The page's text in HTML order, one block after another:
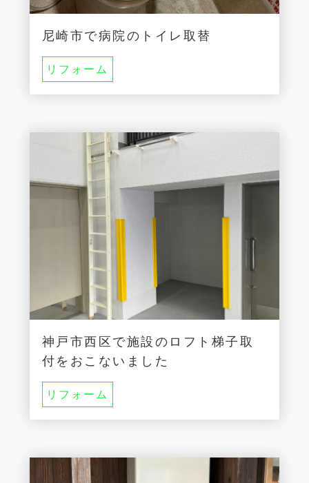
尼崎市で病院のトイレ取替
リフォーム
神戸市西区で施設のロフト梯子取
付をおこないました
リフォーム